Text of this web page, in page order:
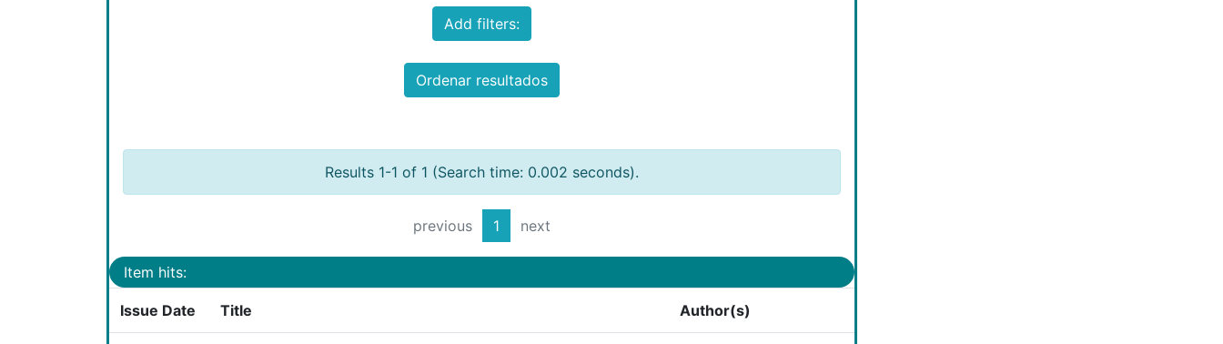
Add filters:
Ordenar resultados
Results 1-1 of 1 (Search time: 0.002 seconds).
previous 1 next
Item hits:
Issue Date Title Author(s)